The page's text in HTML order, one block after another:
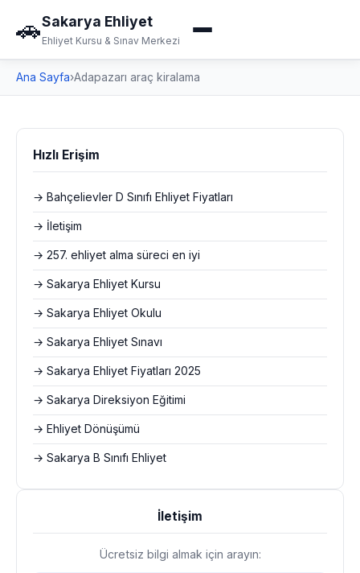
🚗Sakarya Ehliyet
Ehliyet Kursu & Sınav Merkezi
Ana Sayfa›Adapazarı araç kiralama
Hızlı Erişim
→ Bahçelievler D Sınıfı Ehliyet Fiyatları
→ İletişim
→ 257. ehliyet alma süreci en iyi
→ Sakarya Ehliyet Kursu
→ Sakarya Ehliyet Okulu
→ Sakarya Ehliyet Sınavı
→ Sakarya Ehliyet Fiyatları 2025
→ Sakarya Direksiyon Eğitimi
→ Ehliyet Dönüşümü
→ Sakarya B Sınıfı Ehliyet
İletişim
Ücretsiz bilgi almak için arayın: